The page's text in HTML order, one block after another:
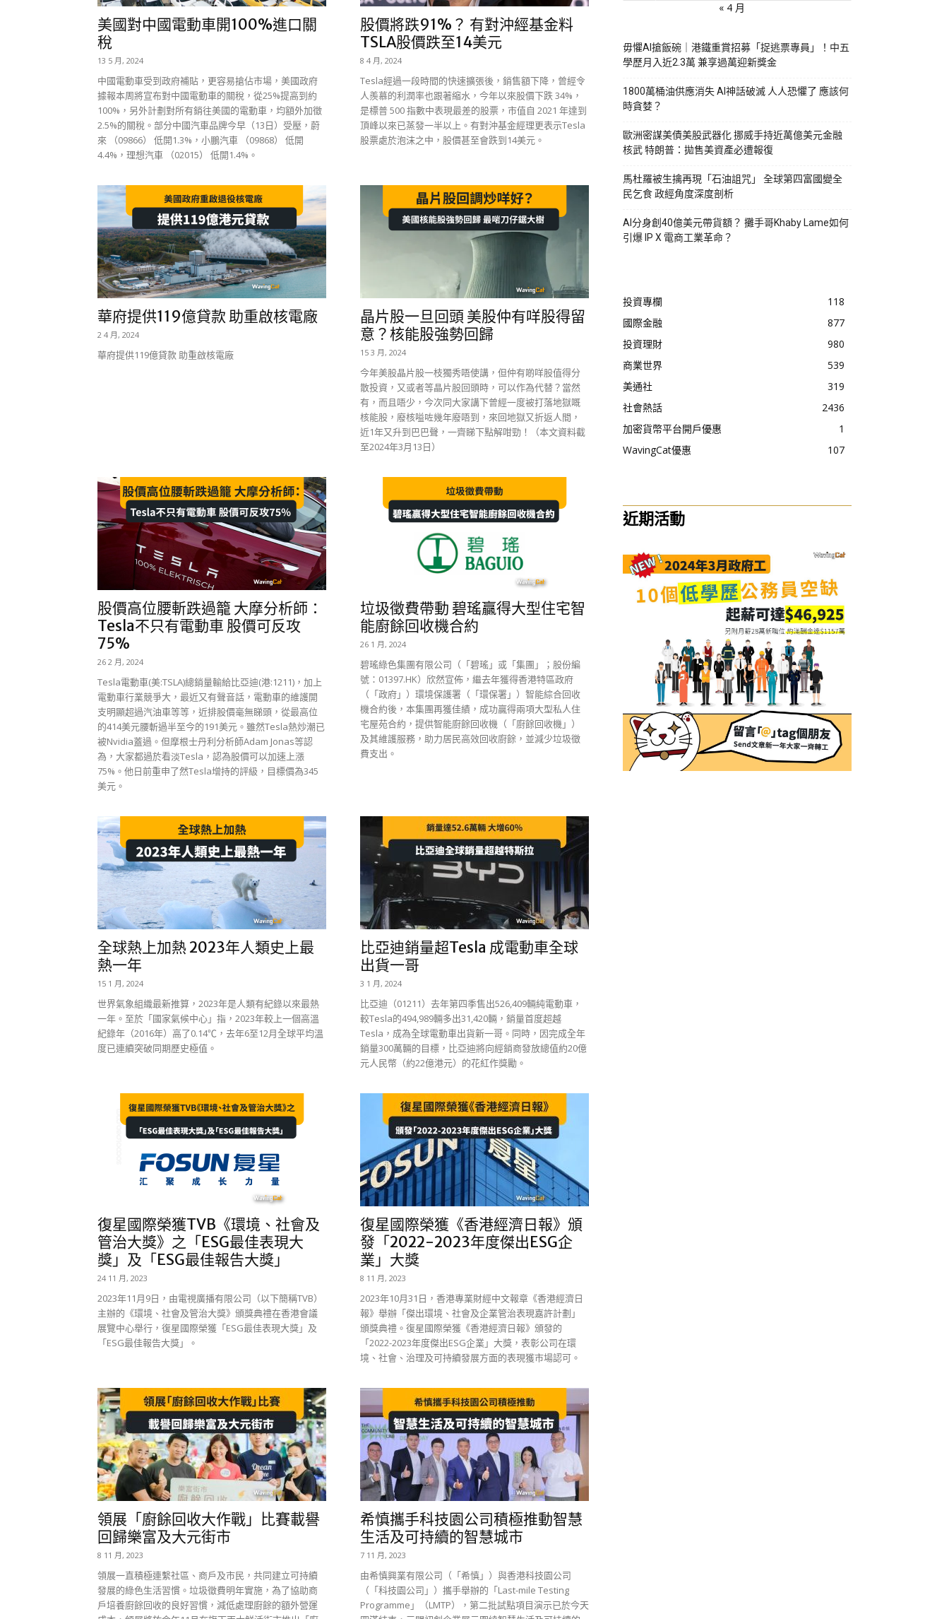
美國對中國電動車開100%進口關
稅
13 5 月, 2024
中國電動車受到政府補貼，更容易搶佔市場，美國政府
據報本周將宣布對中國電動車的關稅，從25%提高到約
100%，另外計劃對所有銷往美國的電動車，均額外加徵
2.5%的關稅。部分中國汽車品牌今早（13日）受壓，蔚
來 （09866） 低開1.3%，小鵬汽車 （09868） 低開
4.4%，理想汽車 （02015） 低開1.4%。
股價將跌91%？ 有對沖經基金料
TSLA股價跌至14美元
8 4 月, 2024
Tesla經過一段時間的快速擴張後，銷售額下降，曾經令
人羨慕的利潤率也跟著縮水，今年以來股價下跌 34%，
是標普 500 指數中表現最差的股票，市值自 2021 年達到
頂峰以來已蒸發一半以上。有對沖基金經理更表示Tesla
股票處於泡沫之中，股價甚至會跌到14美元。
華府提供119億貸款 助重啟核電廠
2 4 月, 2024
華府提供119億貸款 助重啟核電廠
晶片股一旦回頭 美股仲有咩股得留
意？核能股強勢回歸
15 3 月, 2024
今年美股晶片股一枝獨秀唔使講，但仲有啲咩股值得分
散投資，又或者等晶片股回頭時，可以作為代替？當然
有，而且唔少，今次同大家講下曾經一度被打落地獄嘅
核能股，廢核嗌咗幾年廢唔到，來回地獄又折返人間，
近1年又升到巴巴聲，一齊睇下點解咁勁！（本文資料截
至2024年3月13日）
股價高位腰斬跌過籠 大摩分析師：
Tesla不只有電動車 股價可反攻
75%
26 2 月, 2024
Tesla電動車(美:TSLA)總銷量輸給比亞迪(港:1211)，加上
電動車行業競爭大，最近又有聲音話，電動車的維護開
支明顯超過汽油車等等，近排股價毫無睇頭，從最高位
的414美元腰斬過半至今的191美元。雖然Tesla熱炒潮已
被Nvidia蓋過。但摩根士丹利分析師Adam Jonas等認
為，大家都過於看淡Tesla，認為股價可以加速上漲
75%。他日前重申了然Tesla增持的評級，目標價為345
美元。
垃圾徵費帶動 碧瑤贏得大型住宅智
能廚餘回收機合約
26 1 月, 2024
碧瑤綠色集團有限公司（「碧瑤」或「集團」；股份編
號：01397.HK）欣然宣佈，繼去年獲得香港特區政府
（「政府」）環境保護署（「環保署」）智能綜合回收
機合約後，本集團再獲佳績，成功贏得兩項大型私人住
宅屋苑合約，提供智能廚餘回收機（「廚餘回收機」）
及其維護服務，助力居民高效回收廚餘，並減少垃圾徵
費支出。
全球熱上加熱 2023年人類史上最
熱一年
15 1 月, 2024
世界氣象組織最新推算，2023年是人類有紀錄以來最熱
一年。至於「國家氣候中心」指，2023年較上一個高溫
紀錄年（2016年）高了0.14℃，去年6至12月全球平均溫
度已連續突破同期歷史極值。
比亞迪銷量超Tesla 成電動車全球
出貨一哥
3 1 月, 2024
比亞迪（01211）去年第四季售出526,409輛純電動車，
較Tesla的494,989輛多出31,420輛，銷量首度超越
Tesla，成為全球電動車出貨新一哥。同時，因完成全年
銷量300萬輛的目標，比亞迪將向經銷商發放總值約20億
元人民幣（約22億港元）的花紅作獎勵。
復星國際榮獲TVB《環境、社會及
管治大獎》之「ESG最佳表現大
獎」及「ESG最佳報告大獎」
24 11 月, 2023
2023年11月9日，由電視廣播有限公司（以下簡稱TVB）
主辦的《環境、社會及管治大獎》頒獎典禮在香港會議
展覽中心舉行，復星國際榮獲「ESG最佳表現大獎」及
「ESG最佳報告大獎」。
復星國際榮獲《香港經濟日報》頒
發「2022-2023年度傑出ESG企
業」大獎
8 11 月, 2023
2023年10月31日，香港專業財經中文報章《香港經濟日
報》舉辦「傑出環境、社會及企業管治表現嘉許計劃」
頒獎典禮。復星國際榮獲《香港經濟日報》頒發的
「2022-2023年度傑出ESG企業」大獎，表彰公司在環
境、社會、治理及可持續發展方面的表現獲市場認可。
領展「廚餘回收大作戰」比賽載譽
回歸樂富及大元街市
8 11 月, 2023
領展一直積極連繫社區、商戶及市民，共同建立可持續
發展的綠色生活習慣。垃圾徵費明年實施，為了協助商
戶培養廚餘回收的良好習慣，減低處理廚餘的額外營運
希慎攜手科技園公司積極推動智慧
生活及可持續的智慧城市
7 11 月, 2023
由希慎興業有限公司（「希慎」）與香港科技園公司
（「科技園公司」）攜手舉辦的「Last-mile Testing
Programme」（LMTP），第二批試點項目演示已於今天
« 4 月
毋懼AI搶飯碗｜港鐵重賞招募「捉逃票專員」！中五
學歷月入近2.3萬 兼享過萬迎新獎金
1800萬桶油供應消失 AI神話破滅 人人恐懼了 應該何
時貪婪？
歐洲密謀美債美股武器化 挪威手持近萬億美元金融
核武 特朗普：拋售美資產必遭報復
馬杜羅被生擒再現「石油詛咒」 全球第四富國變全
民乞食 政經角度深度剖析
AI分身創40億美元帶貨額？ 攤手哥Khaby Lame如何
引爆 IP X 電商工業革命？
投資專欄
118
國際金融
877
投資理財
980
商業世界
539
美通社
319
社會熱話
2436
加密貨幣平台開戶優惠
1
WavingCat優惠
107
近期活動